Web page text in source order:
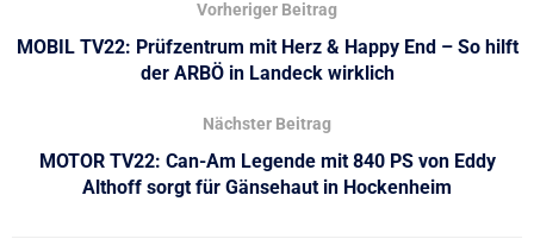
Vorheriger Beitrag
MOBIL TV22: Prüfzentrum mit Herz & Happy End – So hilft
der ARBÖ in Landeck wirklich
Nächster Beitrag
MOTOR TV22: Can-Am Legende mit 840 PS von Eddy
Althoff sorgt für Gänsehaut in Hockenheim